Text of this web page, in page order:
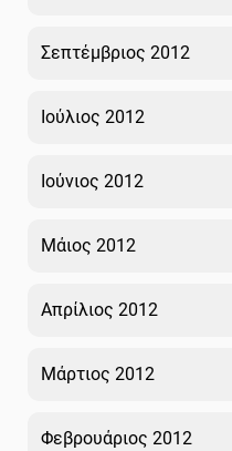
Σεπτέμβριος 2012
Ιούλιος 2012
Ιούνιος 2012
Μάιος 2012
Απρίλιος 2012
Μάρτιος 2012
Φεβρουάριος 2012